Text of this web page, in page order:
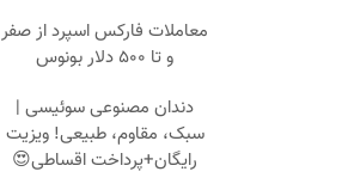
معاملات فارکس اسپرد از صفر
و تا ۵۰۰ دلار بونوس
دندان مصنوعی سوئیسی |
سبک، مقاوم، طبیعی! ویزیت
رایگان+پرداخت اقساطی😍